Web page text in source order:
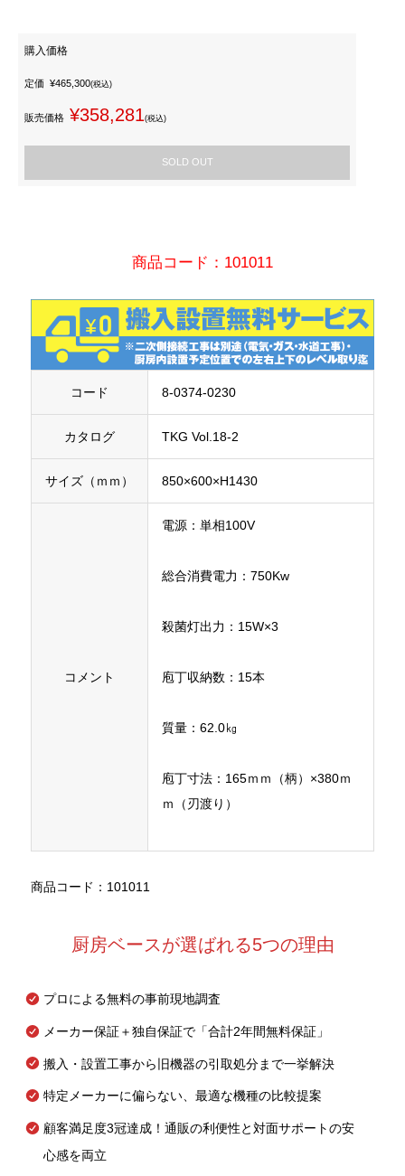
購入価格
定価 ¥465,300(税込)
販売価格 ¥358,281(税込)
SOLD OUT
商品コード：101011
コード 8-0374-0230
カタログ TKG Vol.18-2
サイズ（ｍｍ） 850×600×H1430
コメント
電源：単相100V
総合消費電力：750Kw
殺菌灯出力：15W×3
庖丁収納数：15本
質量：62.0㎏
庖丁寸法：165ｍｍ（柄）×380ｍ
ｍ（刃渡り）
商品コード：101011
厨房ベースが選ばれる5つの理由
プロによる無料の事前現地調査
メーカー保証＋独自保証で「合計2年間無料保証」
搬入・設置工事から旧機器の引取処分まで一挙解決
特定メーカーに偏らない、最適な機種の比較提案
顧客満足度3冠達成！通販の利便性と対面サポートの安
心感を両立